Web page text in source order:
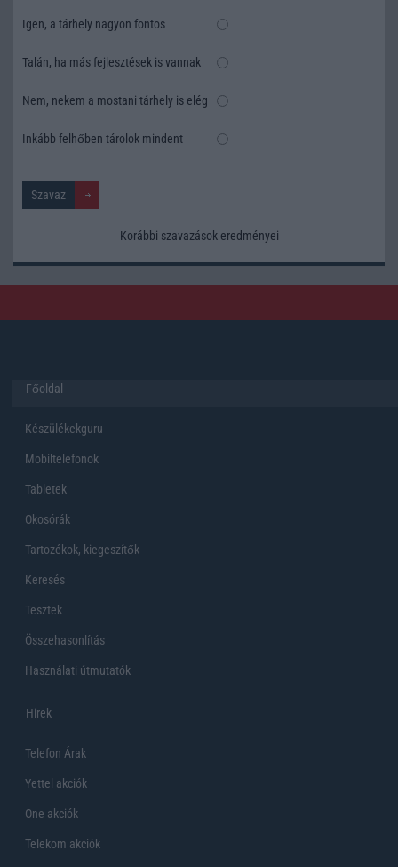
Igen, a tárhely nagyon fontos
Talán, ha más fejlesztések is vannak
Nem, nekem a mostani tárhely is elég
Inkább felhőben tárolok mindent
Korábbi szavazások eredményei
Főoldal
Készülékekguru
Mobiltelefonok
Tabletek
Okosórák
Tartozékok, kiegeszítők
Keresés
Tesztek
Összehasonlítás
Használati útmutatók
Hirek
Telefon Árak
Yettel akciók
One akciók
Telekom akciók